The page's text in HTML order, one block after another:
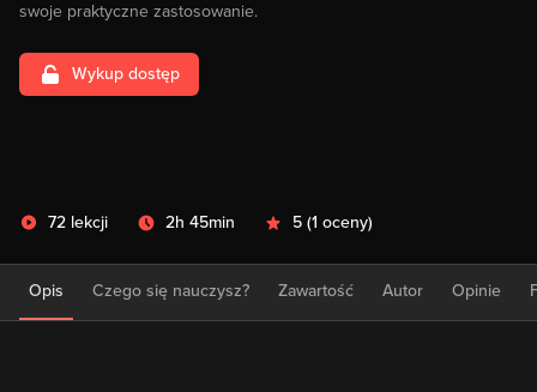
swoje praktyczne zastosowanie.
Wykup dostęp
72 lekcji 2h 45min 5 (1 oceny)
Opis Czego się nauczysz? Zawartość Autor Opinie